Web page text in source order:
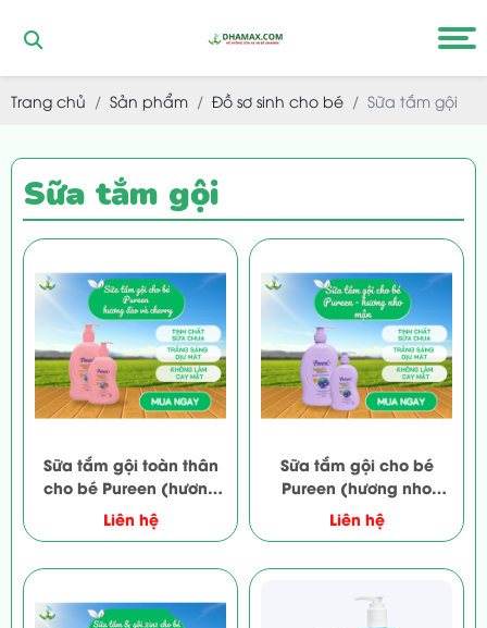
Trang chủ Sản phẩm Đồ sơ sinh cho bé Sữa tắm gội
Sữa tắm gội
Sữa tắm gội toàn thân
cho bé Pureen (hương
Đào và Cherry)
Liên hệ
Sữa tắm gội cho bé
Pureen (hương nho
mận)
Liên hệ